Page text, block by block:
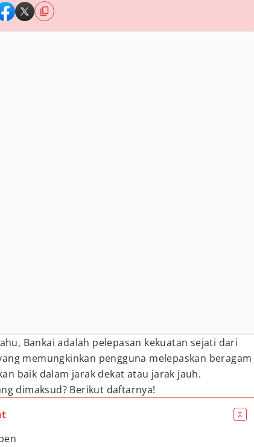
Bankai adalah pelepasan kekuatan sejati dari
memungkinkan pengguna melepaskan beragam
baik dalam jarak dekat atau jarak jauh.
dimaksud? Berikut daftarnya!